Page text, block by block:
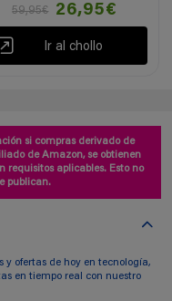
59,95€
26,95€
Ir al chollo
si compras derivado de
de Amazon, se obtienen
requisitos aplicables. Esto no
publican.
y ofertas de hoy en tecnología,
en tiempo real con nuestro